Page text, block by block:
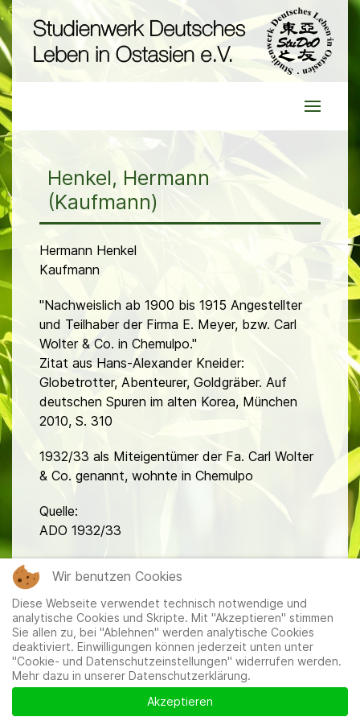
Henkel, Hermann
(Kaufmann)
Hermann Henkel
Kaufmann
"Nachweislich ab 1900 bis 1915 Angestellter
und Teilhaber der Firma E. Meyer, bzw. Carl
Wolter & Co. in Chemulpo."
Zitat aus Hans-Alexander Kneider:
Globetrotter, Abenteurer, Goldgräber. Auf
deutschen Spuren im alten Korea, München
2010, S. 310
1932/33 als Miteigentümer der Fa. Carl Wolter
& Co. genannt, wohnte in Chemulpo
Quelle:
ADO 1932/33
Mitglieder|Impressum|Datenschutzerklärung|Cookie-
und Datenschutzeinstellungen
Wir benutzen Cookies
Diese Webseite verwendet technisch notwendige und
analytische Cookies und Skripte. Mit "Akzeptieren" stimmen
Sie allen zu, bei "Ablehnen" werden analytische Cookies
deaktiviert. Einwilligungen können jederzeit unten unter
"Cookie- und Datenschutzeinstellungen" widerrufen werden.
Mehr dazu in unserer Datenschutzerklärung.
Akzeptieren